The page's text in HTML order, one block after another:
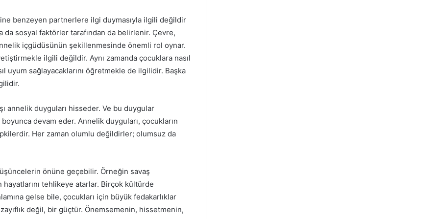
benzeyen partnerlere ilgi duymasıyla ilgili değildir
sosyal faktörler tarafından da belirlenir. Çevre,
içgüdüsünün şekillenmesinde önemli rol oynar.
ilgili değildir. Aynı zamanda çocuklara nasıl
uyum sağlayacaklarını öğretmekle de ilgilidir. Başka
annelik duyguları hisseder. Ve bu duygular
devam eder. Annelik duyguları, çocukların
Her zaman olumlu değildirler; olumsuz da
önüne geçebilir. Örneğin savaş
tehlikeye atarlar. Birçok kültürde
gelse bile, çocukları için büyük fedakarlıklar
değil, bir güçtür. Önemsemenin, hissetmenin,